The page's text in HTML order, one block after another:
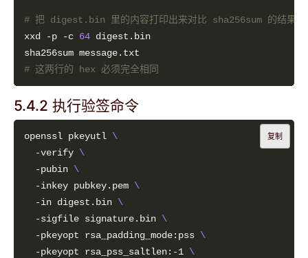
# 把 digest.bin 里的内容打印出来对比 sha256sum 的结果
xxd -p -c 64
# 这两行的 hex 必须完全相同
5.4.2 执行验签命令
openssl pkeyutl
  -verify
  -pubin
  -inkey pubkey.pem
  -in digest.bin
  -sigfile signature.bin
  -pkeyopt rsa_padding_mode:pss
  -pkeyopt rsa_pss_saltlen:-1
复制